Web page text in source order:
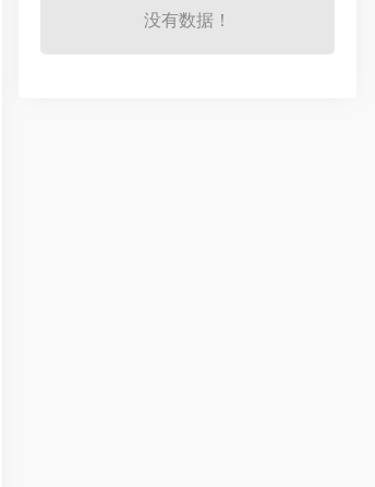
没有数据！